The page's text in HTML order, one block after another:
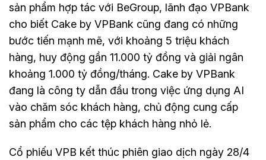
sản phẩm hợp tác với BeGroup, lãnh đạo VPBank
cho biết Cake by VPBank cũng đang có những
bước tiến mạnh mẽ, với khoảng 5 triệu khách
hàng, huy động gần 11.000 tỷ đồng và giải ngân
khoảng 1.000 tỷ đồng/tháng. Cake by VPBank
đang là công ty dẫn đầu trong việc ứng dụng AI
vào chăm sóc khách hàng, chủ động cung cấp
sản phẩm cho các tệp khách hàng nhỏ lẻ.
Cổ phiếu VPB kết thúc phiên giao dịch ngày 28/4